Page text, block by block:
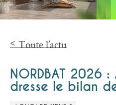
Toute l’actu
NORDBAT 2026
dresse le bilan